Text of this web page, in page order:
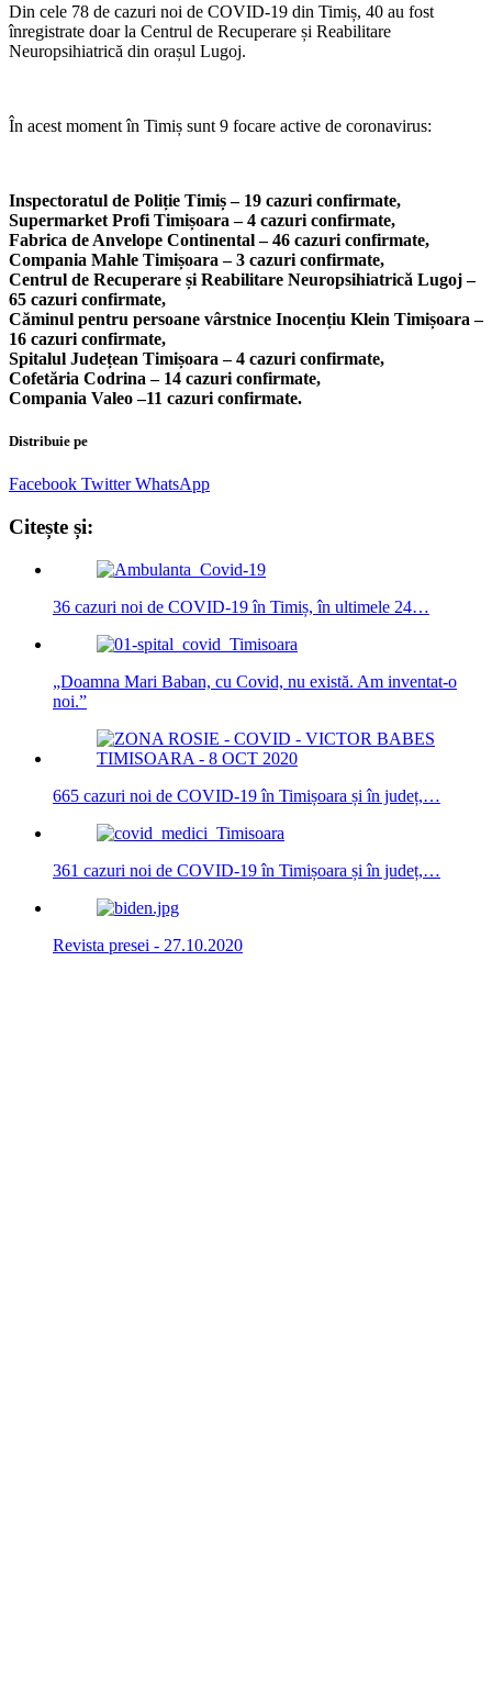
Din cele 78 de cazuri noi de COVID-19 din Timiș, 40 au fost
înregistrate doar la Centrul de Recuperare și Reabilitare
Neuropsihiatrică din orașul Lugoj.
În acest moment în Timiș sunt 9 focare active de coronavirus:
Inspectoratul de Poliție Timiș – 19 cazuri confirmate,
Supermarket Profi Timișoara – 4 cazuri confirmate,
Fabrica de Anvelope Continental – 46 cazuri confirmate,
Compania Mahle Timișoara – 3 cazuri confirmate,
Centrul de Recuperare și Reabilitare Neuropsihiatrică Lugoj –
65 cazuri confirmate,
Căminul pentru persoane vârstnice Inocențiu Klein Timișoara –
16 cazuri confirmate,
Spitalul Județean Timișoara – 4 cazuri confirmate,
Cofetăria Codrina – 14 cazuri confirmate,
Compania Valeo –11 cazuri confirmate.
Distribuie pe
Facebook Twitter WhatsApp
Citește și:
36 cazuri noi de COVID-19 în Timiș, în ultimele 24…
„Doamna Mari Baban, cu Covid, nu există. Am inventat-o
noi.”
665 cazuri noi de COVID-19 în Timișoara și în județ,…
361 cazuri noi de COVID-19 în Timișoara și în județ,…
Revista presei - 27.10.2020